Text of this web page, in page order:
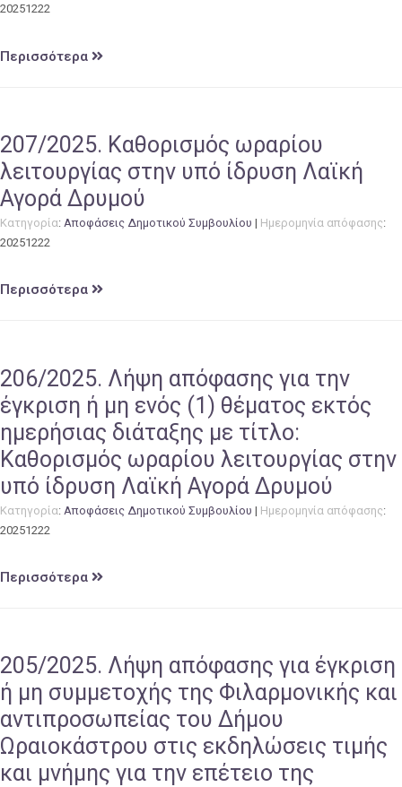
20251222
Περισσότερα
207/2025. Καθορισμός ωραρίου
λειτουργίας στην υπό ίδρυση Λαϊκή
Αγορά Δρυμού
Κατηγορία: Αποφάσεις Δημοτικού Συμβουλίου | Ημερομηνία απόφασης:
20251222
Περισσότερα
206/2025. Λήψη απόφασης για την
έγκριση ή μη ενός (1) θέματος εκτός
ημερήσιας διάταξης με τίτλο:
Καθορισμός ωραρίου λειτουργίας στην
υπό ίδρυση Λαϊκή Αγορά Δρυμού
Κατηγορία: Αποφάσεις Δημοτικού Συμβουλίου | Ημερομηνία απόφασης:
20251222
Περισσότερα
205/2025. Λήψη απόφασης για έγκριση
ή μη συμμετοχής της Φιλαρμονικής και
αντιπροσωπείας του Δήμου
Ωραιοκάστρου στις εκδηλώσεις τιμής
και μνήμης για την επέτειο της